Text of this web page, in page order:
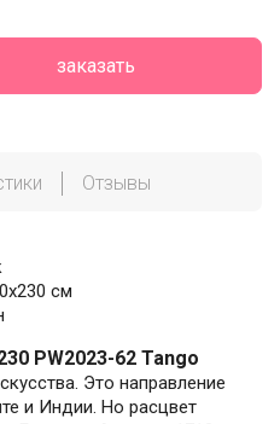
заказать
Отзывы
см
PW2023-62 Tango
Это направление
и Индии. Но расцвет